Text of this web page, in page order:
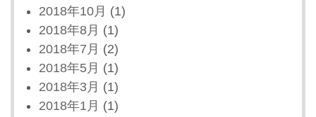
2018年10月 (1)
2018年8月 (1)
2018年7月 (2)
2018年5月 (1)
2018年3月 (1)
2018年1月 (1)